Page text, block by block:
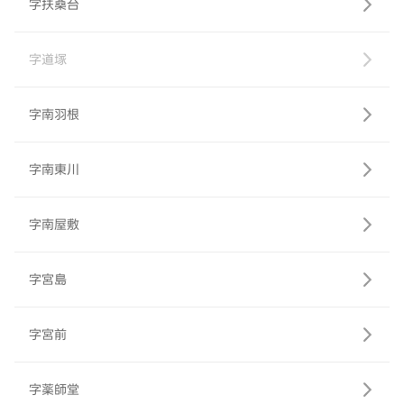
字扶桑台
字道塚
字南羽根
字南東川
字南屋敷
字宮島
字宮前
字薬師堂